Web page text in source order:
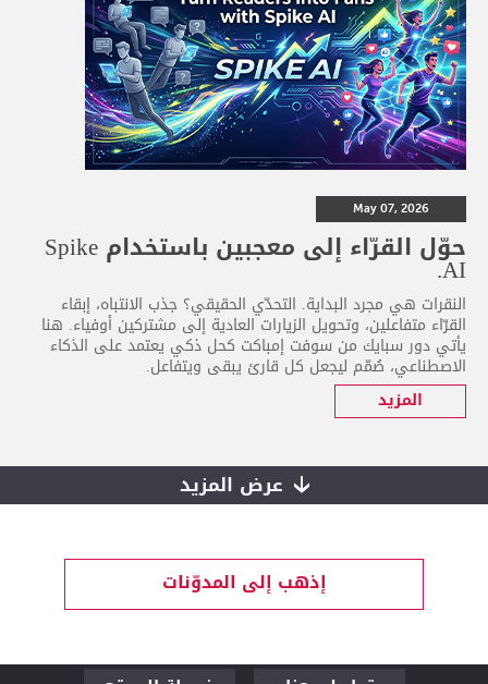
May 07, 2026
حوّل القرّاء إلى معجبين باستخدام Spike
AI.
النقرات هي مجرد البداية. التحدّي الحقيقي؟ جذب الانتباه، إبقاء
القرّاء متفاعلين، وتحويل الزيارات العادية إلى مشتركين أوفياء. هنا
يأتي دور سبايك من سوفت إمباكت كحل ذكي يعتمد على الذكاء
الاصطناعي، صُمّم ليجعل كل قارئ يبقى ويتفاعل.
المزيد
عرض المزيد
إذهب إلى المدوّنات